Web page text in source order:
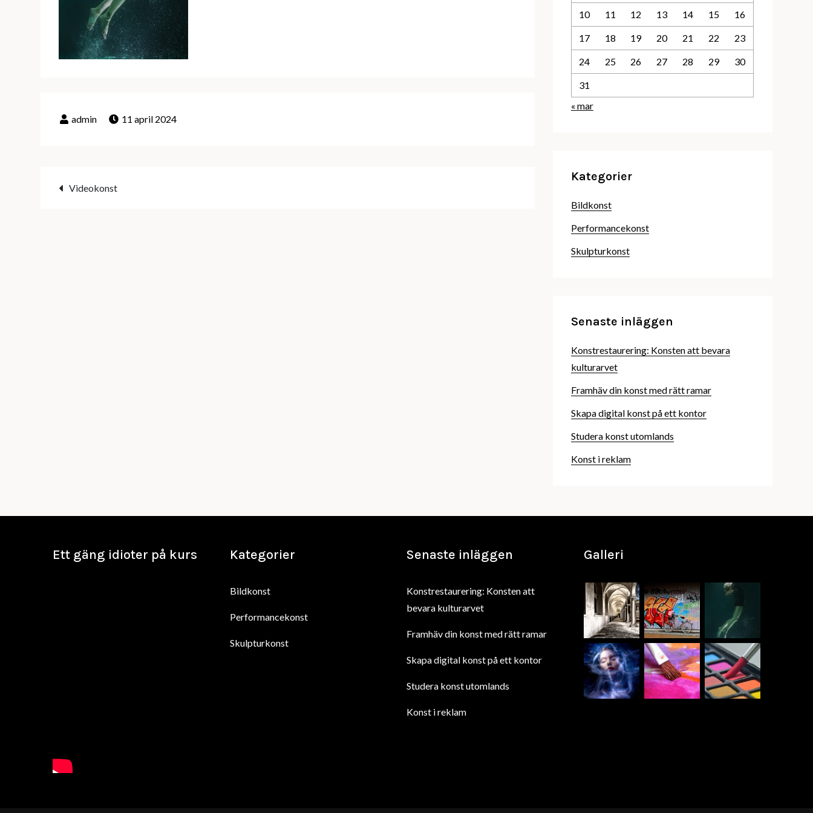
11 april 2024
Inläggsnavigering
Videokonst
10 11 12 13 14 15 16
17 18 19 20 21 22 23
24 25 26 27 28 29 30
31
« mar
Kategorier
Bildkonst
Performancekonst
Skulpturkonst
Senaste inläggen
Konstrestaurering: Konsten att bevara
kulturarvet
Framhäv din konst med rätt ramar
Skapa digital konst på ett kontor
Studera konst utomlands
Konst i reklam
Ett gäng idioter på kurs Kategorier
Bildkonst
Performancekonst
Skulpturkonst
Senaste inläggen
Konstrestaurering: Konsten att
bevara kulturarvet
Framhäv din konst med rätt ramar
Skapa digital konst på ett kontor
Studera konst utomlands
Konst i reklam
Galleri